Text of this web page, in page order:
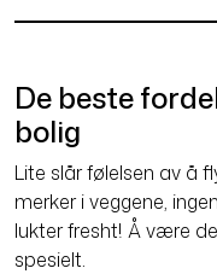
De beste
bolig
Lite slår følelsen av å
merker i veggene,
lukter fresht! Å være
spesielt.